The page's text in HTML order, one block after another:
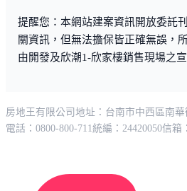
提醒您：本網站建案資訊開放委託
關資訊，但無法擔保皆正確無誤，
由開發及欣潮1-欣家樓銷售現場之
房地王有限公司 地址：台南市中西區南華
電話：0800-800-711統編：24420050信箱：